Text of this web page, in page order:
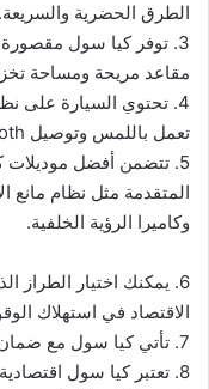
الطرق الحضرية والسريعة.
3. توفر كيا سول
مقاعد مريحة ومساحة
4. تحتوي السيارة على
تعمل باللمس وتوصيل Bluetooth ومنافذ .USB.
5. تتضمن أفضل
المتقدمة مثل نظام مانع
وكاميرا الرؤية الخلفية.
6. يمكنك اختيار
الاقتصاد في استهلاك
7. تأتي كيا سول مع ضمان طويل المدى، مما يضمن سلامة وجودتها.
8. تعتبر كيا سول